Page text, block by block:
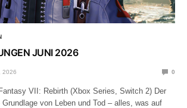
JUNI 2026
2026 0
VII: Rebirth (Xbox Series, Switch 2) Der
Grundlage von Leben und Tod – alles, was auf